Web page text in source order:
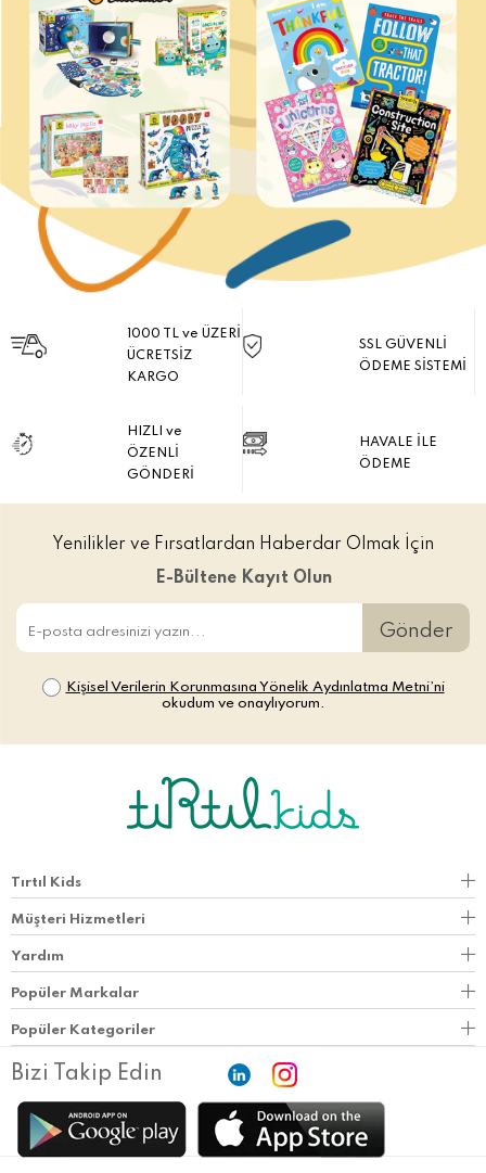
1000 TL ve ÜZERİ
ÜCRETSİZ
KARGO
SSL GÜVENLİ
ÖDEME SİSTEMİ
HIZLI ve
ÖZENLİ
GÖNDERİ
HAVALE İLE
ÖDEME
Yenilikler ve Fırsatlardan Haberdar Olmak İçin
E-Bültene Kayıt Olun
Gönder
Kişisel Verilerin Korunmasına Yönelik Aydınlatma Metni’ni
okudum ve onaylıyorum.
Tırtıl Kids
Müşteri Hizmetleri
Yardım
Popüler Markalar
Popüler Kategoriler
Bizi Takip Edin